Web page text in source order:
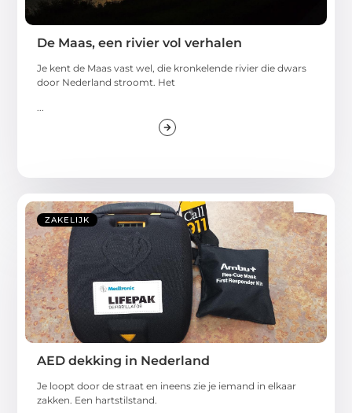
De Maas, een rivier vol verhalen
Je kent de Maas vast wel, die kronkelende rivier die dwars
door Nederland stroomt. Het
...
ZAKELIJK
AED dekking in Nederland
Je loopt door de straat en ineens zie je iemand in elkaar
zakken. Een hartstilstand.